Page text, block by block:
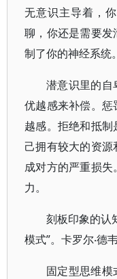
无意识主导着，
聊，你还是需要
制了你的神经系统
潜意识里的自
优越感来补偿。
越感。拒绝和抵
己拥有较大的资
成对方的严重损
力。
刻板印象的认
模式”。卡罗尔‧德
固定型思维